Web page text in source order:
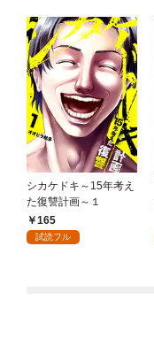
シカケドキ～15年考え
た復讐計画～１
165
試読フル